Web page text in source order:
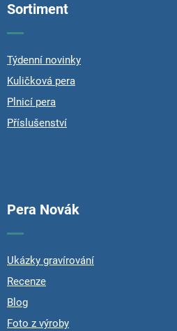
Sortiment
Týdenní novinky
Kuličková pera
Plnicí pera
Příslušenství
Pera Novák
Ukázky gravírování
Recenze
Blog
Foto z výroby